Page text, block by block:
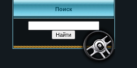
Поиск